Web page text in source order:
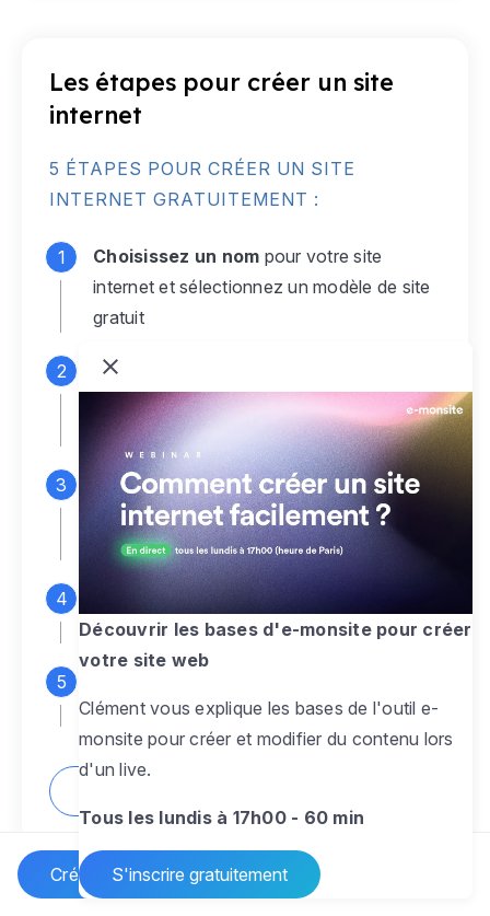
Créer un site Internet
Les étapes pour créer un site
internet
5 ÉTAPES POUR CRÉER UN SITE
INTERNET GRATUITEMENT :
Choisissez un nom pour votre site
internet et sélectionnez un modèle de site
gratuit
Connectez-vous
monsite gratuit pour accéder à votre
espace d'administration
Personnalisez entièrement le
designpour créer un site web sur-mesure,
à votre image
Ajoutez des pagessans limite pour
présenter votre activité, votre passion
pour rendre votre site dynamique
Découvrir les bases d'e-monsite pour créer
votre site web
Clément vous explique les bases de l'outil e-
monsite pour créer et modifier du contenu lors
d'un live.
Tous les lundis à 17h00 - 60 min
S'inscrire gratuitement